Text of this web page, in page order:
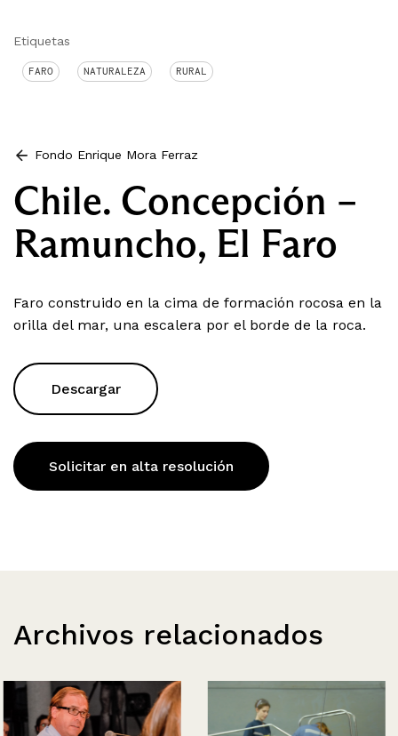
Etiquetas
FARO NATURALEZA RURAL
Fondo Enrique Mora Ferraz
Chile. Concepción –
Ramuncho, El Faro
Faro construido en la cima de formación rocosa en la
orilla del mar, una escalera por el borde de la roca.
Descargar
Solicitar en alta resolución
Archivos relacionados